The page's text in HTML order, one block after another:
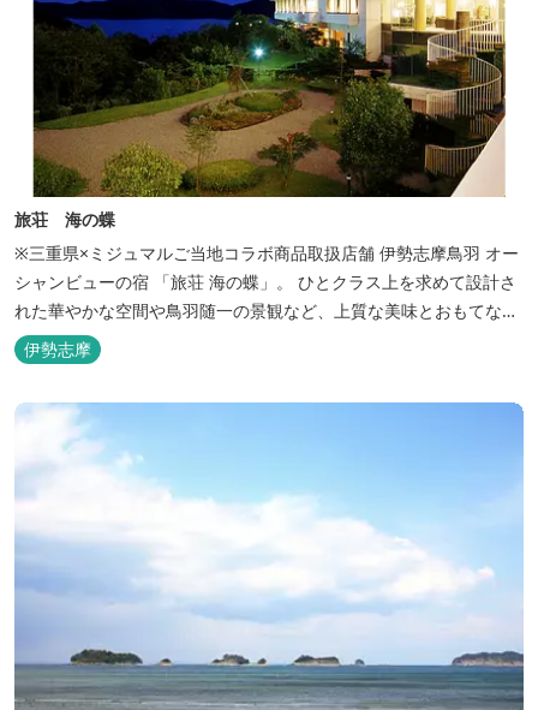
旅荘 海の蝶
※三重県×ミジュマルご当地コラボ商品取扱店舗 伊勢志摩鳥羽 オー
シャンビューの宿 「旅荘 海の蝶」。 ひとクラス上を求めて設計さ
れた華やかな空間や鳥羽随一の景観など、上質な美味とおもてなし
をお約束します。 海の蝶ならではのゆとりの休日をお過ごし下さい
ませ。
伊勢志摩